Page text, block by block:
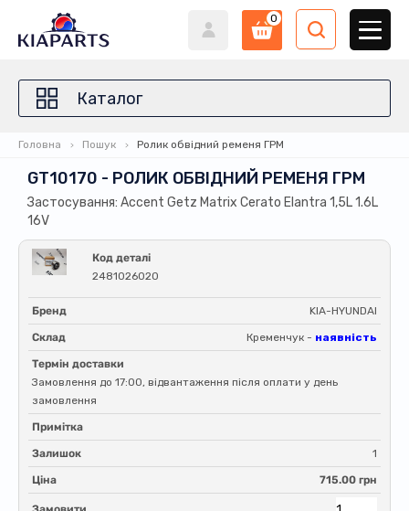
0
Каталог
Головна Пошук Ролик обвідний ременя ГРМ
GT10170 - РОЛИК ОБВІДНИЙ РЕМЕНЯ ГРМ
Застосування: Accent Getz Matrix Cerato Elantra 1,5L 1.6L
16V
Код деталі
2481026020
Бренд KIA-HYUNDAI
Склад Кременчук - наявність
Термін доставки
Замовлення до 17:00, відвантаження після оплати у день
замовлення
Примітка
Залишок 1
Ціна 715.00 грн